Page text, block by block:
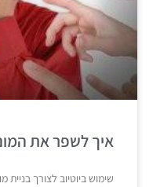
איך לשפר את
שימוש ביוטיוב לצורך בניית